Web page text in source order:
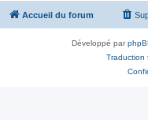
Accueil du forum
Développé par
Traduction